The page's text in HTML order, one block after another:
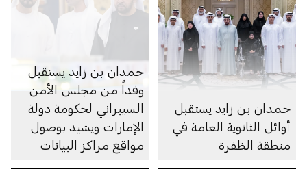
حمدان بن زايد يستقبل
أوائل الثانوية العامة في
منطقة الظفرة
حمدان بن زايد يستقبل
وفداً من مجلس الأمن
السيبراني لحكومة دولة
الإمارات ويشيد بوصول
مواقع مراكز البيانات